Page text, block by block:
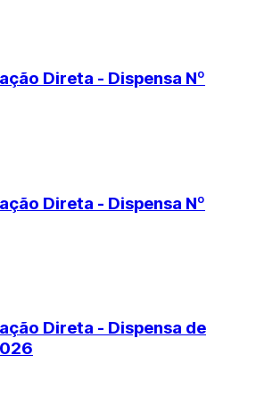
Direta - Dispensa Nº
Direta - Dispensa Nº
Direta - Dispensa de